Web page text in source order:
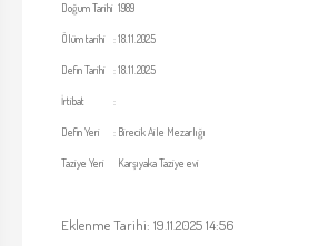
Doğum Tarihi 1989
Ölüm tarihi :18.11.2025
Defin Tarihi :18.11.2025
İrtibat :
Defin Yeri : Birecik Aile Mezarlığı
Taziye Yeri Karşıyaka Taziye evi
Eklenme Tarihi: 19.11.2025 14:56